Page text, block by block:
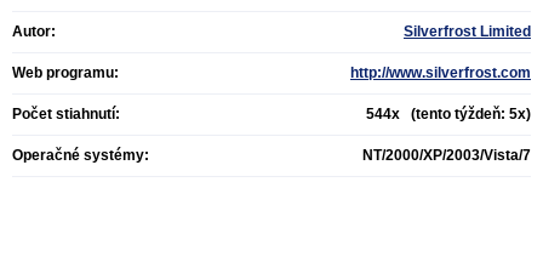
Autor: Silverfrost Limited
Web programu: http://www.silverfrost.com
Počet stiahnutí: 544x (tento týždeň: 5x)
Operačné systémy: NT/2000/XP/2003/Vista/7